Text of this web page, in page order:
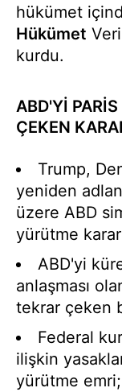
hükümet
Hükümet
kurdu.
ABD'Yİ
ÇEKEN
Trump,
yeniden
üzere ABD
yürütme
ABD'yi
anlaşması
tekrar çeken
Federal
ilişkin
yürütme